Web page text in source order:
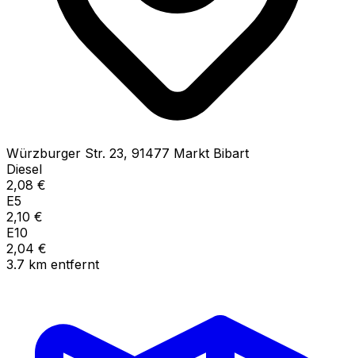
Würzburger Str. 23, 91477 Markt Bibart
Diesel
2,08 €
E5
2,10 €
E10
2,04 €
3.7 km entfernt